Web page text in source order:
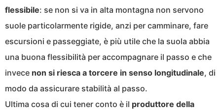
flessibile: se non si va in alta montagna non servono
suole particolarmente rigide, anzi per camminare, fare
escursioni e passeggiate, è più utile che la suola abbia
una buona flessibilità per accompagnare il passo e che
invece non si riesca a torcere in senso longitudinale, di
modo da assicurare stabilità al passo.
Ultima cosa di cui tener conto è il produttore della